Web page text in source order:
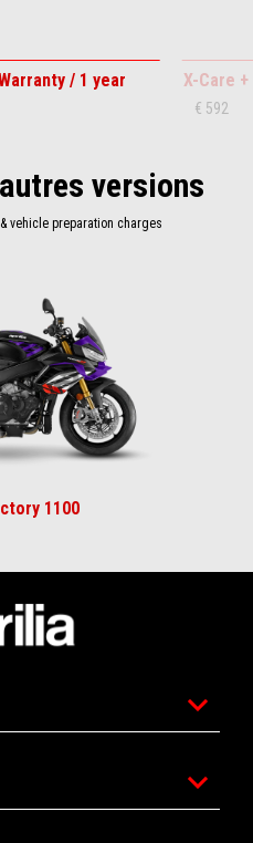
/ 1 year X-Care
€ 592
versions
vehicle preparation charges
1100